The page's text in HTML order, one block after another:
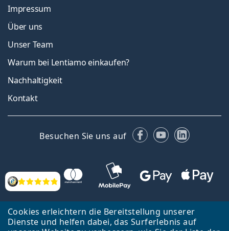
Cookies erleichtern die Bereitstellung unserer
Dienste und helfen dabei, das Surferlebnis auf
Bewertung
Impressum
Über uns
Unser Team
Warum bei Lentiamo einkaufen?
Nachhaltigkeit
Kontakt
Besuchen Sie uns auf Facebook
YouTubeLinkedIn